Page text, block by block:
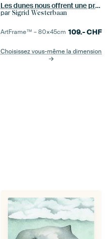
Les dunes nous offrent une protection contre la mer.
par Sigrid Westerbaan
ArtFrame™ –80×45cm 109.-CHF
Choisissez vous-même la dimension